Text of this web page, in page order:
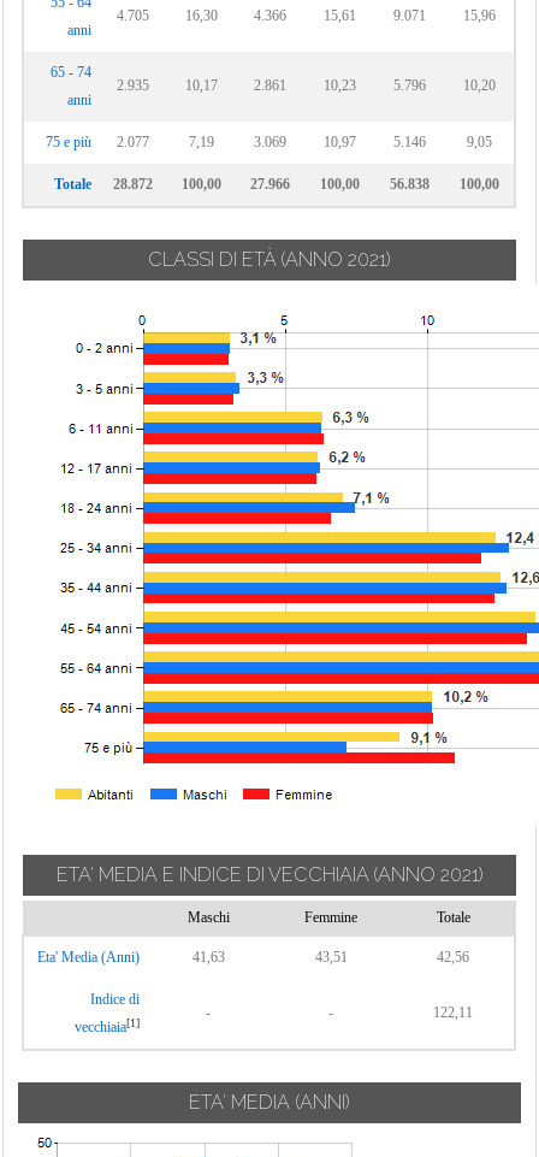
anni
4.705 16,30 4.366 15,61 9.071 15,96
65 - 74
anni
2.935 10,17 2.861 10,23 5.796 10,20
75 e più 2.077 7,19 3.069 10,97 5.146 9,05
Totale 28.872 100,00 27.966 100,00 56.838 100,00
CLASSI DI ETÀ (ANNO 2021)
ETA' MEDIA E INDICE DI VECCHIAIA (ANNO 2021)
Maschi Femmine Totale
Eta' Media (Anni) 41,63 43,51 42,56
Indice di
vecchiaia[1]
- - 122,11
ETA' MEDIA (ANNI)